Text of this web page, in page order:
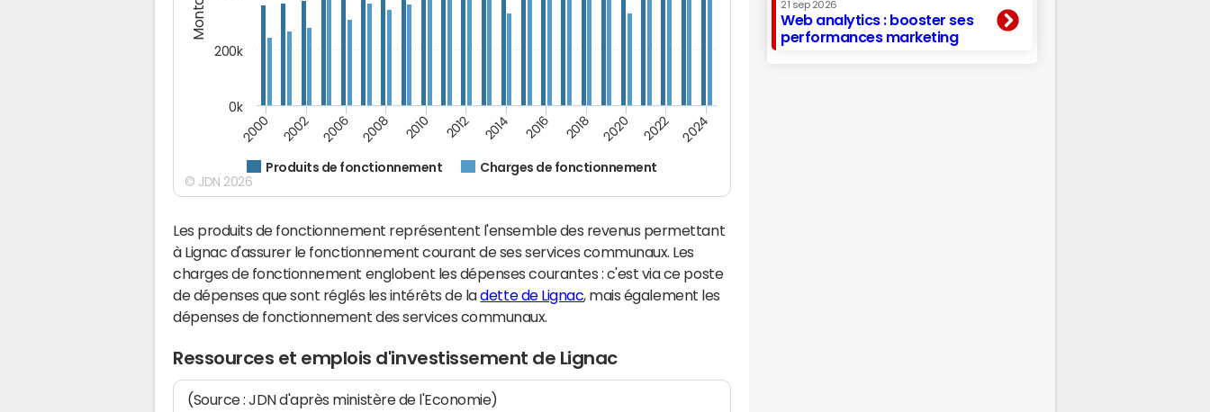
Produits de fonctionnement Charges de fonctionnement
2000 2002 2006 2008 2010 2012 2014 2016 2018 2020 2022 2024
0k
200k
© JDN 2026
Les produits de fonctionnement représentent l'ensemble des revenus permettant
à Lignac d'assurer le fonctionnement courant de ses services communaux. Les
charges de fonctionnement englobent les dépenses courantes : c'est via ce poste
de dépenses que sont réglés les intérêts de ladette de Lignac, mais également les
dépenses de fonctionnement des services communaux.
Ressources et emplois d'investissement de Lignac
(Source : JDN d'après ministère de l'Economie)
21 sep 2026
Web analytics : booster ses
performances marketing